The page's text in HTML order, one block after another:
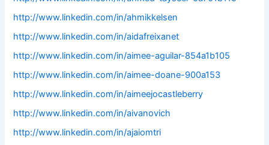
http://www.linkedin.com/in/ahmikkelsen
http://www.linkedin.com/in/aidafreixanet
http://www.linkedin.com/in/aimee-aguilar-854a1b105
http://www.linkedin.com/in/aimee-doane-900a153
http://www.linkedin.com/in/aimeejocastleberry
http://www.linkedin.com/in/aivanovich
http://www.linkedin.com/in/ajaiomtri